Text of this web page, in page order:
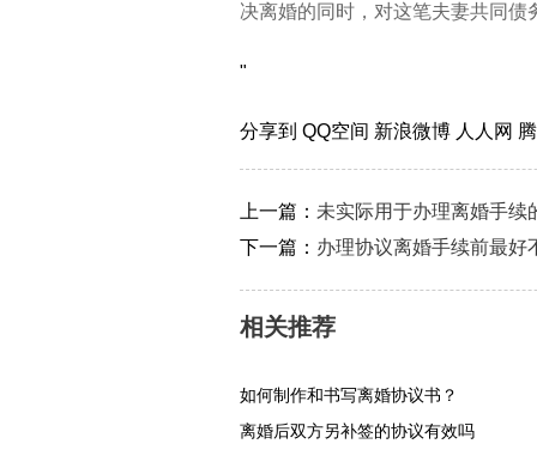
决离婚的同时，对这笔夫妻共同债
"
分享到 QQ空间 新浪微博 人人网
上一篇： 未实际用于办理离婚手续
下一篇： 办理协议离婚手续前最好
相关推荐
如何制作和书写离婚协议书？
离婚后双方另补签的协议有效吗